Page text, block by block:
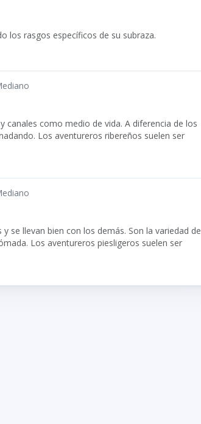
los rasgos específicos de su subraza.
canales como medio de vida. A diferencia de los
Los aventureros ribereños suelen ser
se llevan bien con los demás. Son la variedad de
Los aventureros piesligeros suelen ser